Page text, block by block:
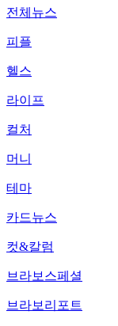
전체뉴스
피플
헬스
라이프
컬처
머니
테마
카드뉴스
컷&칼럼
브라보스페셜
브라보리포트